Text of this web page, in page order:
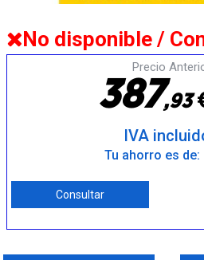
No disponible /
Precio
387,93
IVA
Tu ahorro es de:
Consultar